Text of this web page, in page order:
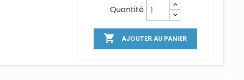
Quantité
 AJOUTER AU PANIER